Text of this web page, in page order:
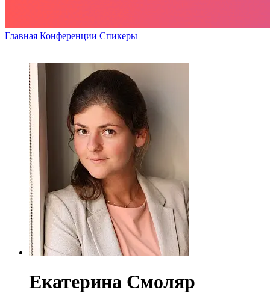
Главная Конференции Спикеры
Екатерина Смоляр